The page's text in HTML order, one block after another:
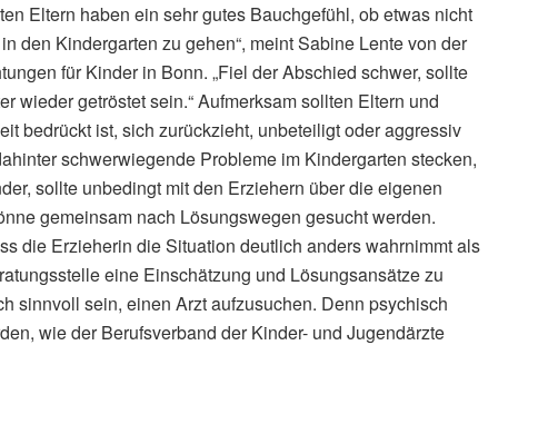
Eltern haben ein sehr gutes Bauchgefühl, ob etwas nicht
den Kindergarten zu gehen“, meint Sabine Lente von der
für Kinder in Bonn. „Fiel der Abschied schwer, sollte
wieder getröstet sein.“ Aufmerksam sollten Eltern und
bedrückt ist, sich zurückzieht, unbeteiligt oder aggressiv
schwerwiegende Probleme im Kindergarten stecken,
sollte unbedingt mit den Erziehern über die eigenen
gemeinsam nach Lösungswegen gesucht werden.
die Erzieherin die Situation deutlich anders wahrnimmt als
eine Einschätzung und Lösungsansätze zu
sinnvoll sein, einen Arzt aufzusuchen. Denn psychisch
wie der Berufsverband der Kinder- und Jugendärzte